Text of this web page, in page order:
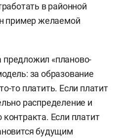
в районной
пример желаемой
«планово-
за образование
то платить. Если платит
распределение и
Если платит
будущим